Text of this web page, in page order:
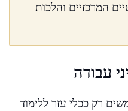
המרכזיים והלכות
עבודה
רק ככלי עזר ללימוד